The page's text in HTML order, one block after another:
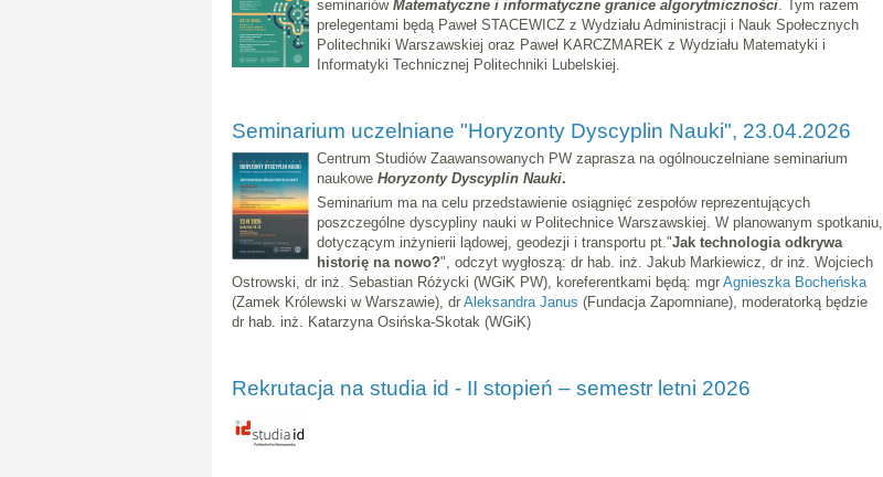
seminariów Matematyczne i informatyczne granice algorytmiczności. Tym razem
prelegentami będą Paweł STACEWICZ z Wydziału Administracji i Nauk Społecznych
Politechniki Warszawskiej oraz Paweł KARCZMAREK z Wydziału Matematyki i
Informatyki Technicznej Politechniki Lubelskiej.
Seminarium uczelniane "Horyzonty Dyscyplin Nauki", 23.04.2026
Centrum Studiów Zaawansowanych PW zaprasza na ogólnouczelniane seminarium
naukowe Horyzonty Dyscyplin Nauki.
Seminarium ma na celu przedstawienie osiągnięć zespołów reprezentujących
poszczególne dyscypliny nauki w Politechnice Warszawskiej. W planowanym spotkaniu,
dotyczącym inżynierii lądowej, geodezji i transportu pt."Jak technologia odkrywa
historię na nowo?", odczyt wygłoszą: dr hab. inż. Jakub Markiewicz, dr inż. Wojciech
Ostrowski, dr inż. Sebastian Różycki (WGiK PW), koreferentkami będą: mgr Agnieszka Bocheńska
(Zamek Królewski w Warszawie), dr Aleksandra Janus (Fundacja Zapomniane), moderatorką będzie
dr hab. inż. Katarzyna Osińska-Skotak (WGiK)
Rekrutacja na studia id - II stopień – semestr letni 2026